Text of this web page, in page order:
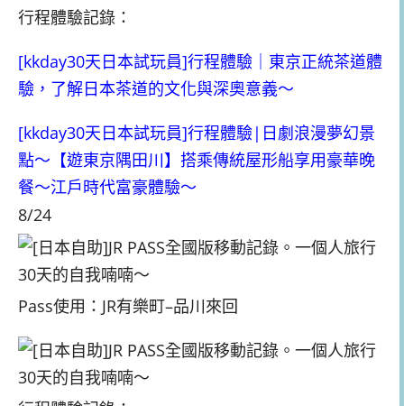
行程體驗記錄：
[kkday30天日本試玩員]行程體驗｜東京正統茶道體
驗，了解日本茶道的文化與深奧意義～
[kkday30天日本試玩員]行程體驗|日劇浪漫夢幻景
點～【遊東京隅田川】搭乘傳統屋形船享用豪華晚
餐～江戶時代富豪體驗～
8/24
Pass使用：JR有樂町–品川來回